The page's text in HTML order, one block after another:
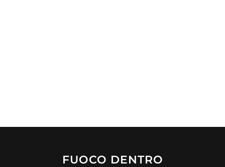
FUOCO DENTRO